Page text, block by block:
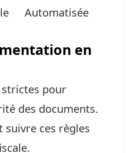
Automatisée
en
strictes pour
des documents.
suivre ces règles